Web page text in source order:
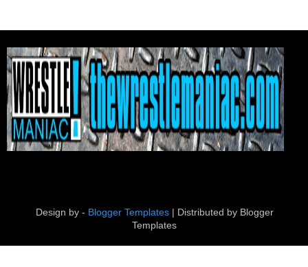
Design by - Blogger Templates| Distributed by Blogger
Templates